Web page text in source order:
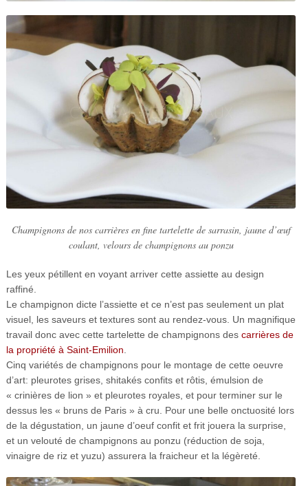
Champignons de nos carrières en fine tartelette de sarrasin, jaune d’œuf
coulant, velours de champignons au ponzu
Les yeux pétillent en voyant arriver cette assiette au design
raffiné.
Le champignon dicte l’assiette et ce n’est pas seulement un plat
visuel, les saveurs et textures sont au rendez-vous. Un magnifique
travail donc avec cette tartelette de champignons des carrières de
la propriété à Saint-Emilion
Cinq variétés de champignons pour le montage de cette oeuvre
d’art: pleurotes grises, shitakés confits et rôtis, émulsion de
« crinières de lion » et pleurotes royales, et pour terminer sur le
dessus les « bruns de Paris » à cru. Pour une belle onctuosité lors
de la dégustation, un jaune d’oeuf confit et frit jouera la surprise,
et un velouté de champignons au ponzu (réduction de soja,
vinaigre de riz et yuzu) assurera la fraicheur et la légèreté.